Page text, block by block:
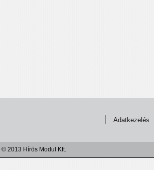
Adatkezelés
© 2013 Hírös Modul Kft.